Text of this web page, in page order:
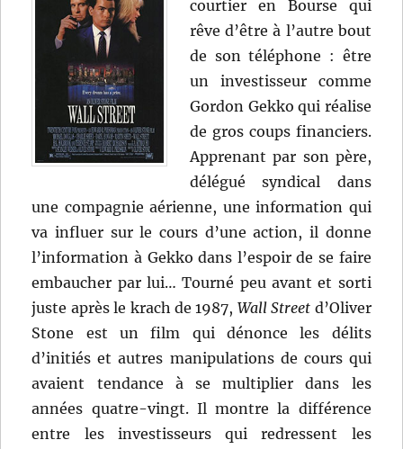
courtier en Bourse qui
rêve d’être à l’autre bout
de son téléphone : être
un investisseur comme
Gordon Gekko qui réalise
de gros coups financiers.
Apprenant par son père,
délégué syndical dans
une compagnie aérienne, une information qui
va influer sur le cours d’une action, il donne
l’information à Gekko dans l’espoir de se faire
embaucher par lui… Tourné peu avant et sorti
juste après le krach de 1987, Wall Street d’Oliver
Stone est un film qui dénonce les délits
d’initiés et autres manipulations de cours qui
avaient tendance à se multiplier dans les
années quatre-vingt. Il montre la différence
entre les investisseurs qui redressent les